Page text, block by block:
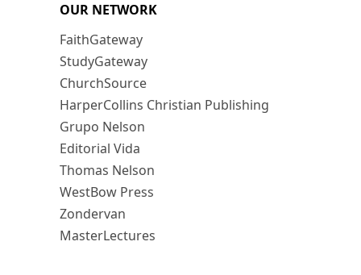
OUR NETWORK
FaithGateway
StudyGateway
ChurchSource
HarperCollins Christian Publishing
Grupo Nelson
Editorial Vida
Thomas Nelson
WestBow Press
Zondervan
MasterLectures